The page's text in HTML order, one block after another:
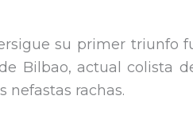
su primer triunfo
Bilbao, actual colista
nefastas rachas.